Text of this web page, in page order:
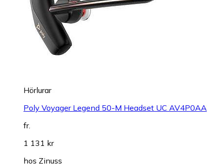
Hörlurar
Poly Voyager Legend 50-M Headset UC AV4P0AA
fr.
1 131 kr
hos Zinuss